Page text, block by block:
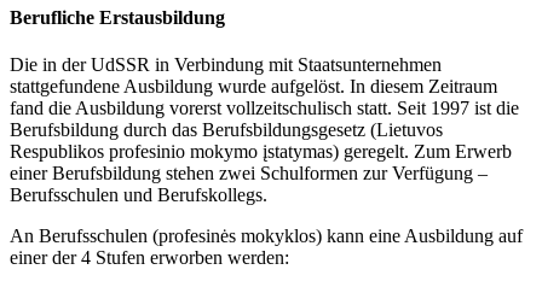
Berufliche Erstausbildung
Die in der UdSSR in Verbindung mit Staatsunternehmen
stattgefundene Ausbildung wurde aufgelöst. In diesem Zeitraum
fand die Ausbildung vorerst vollzeitschulisch statt. Seit 1997 ist die
Berufsbildung durch das Berufsbildungsgesetz (Lietuvos
Respublikos profesinio mokymo įstatymas) geregelt. Zum Erwerb
einer Berufsbildung stehen zwei Schulformen zur Verfügung –
Berufsschulen und Berufskollegs.
An Berufsschulen (profesinės mokyklos) kann eine Ausbildung auf
einer der 4 Stufen erworben werden: